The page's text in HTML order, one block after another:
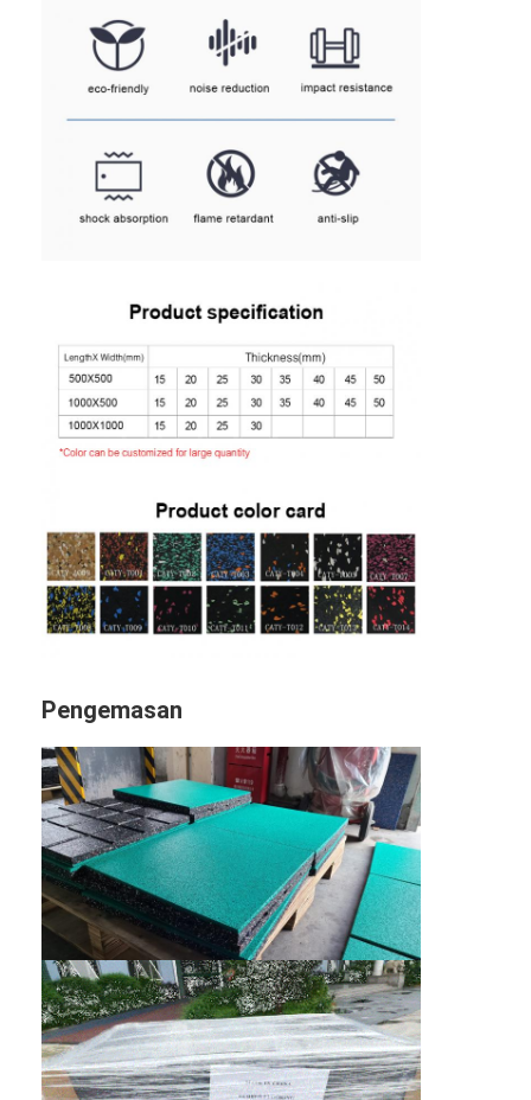
Butiran Karet EPDM
Paver Karet yang Terpadu
pengisi rumput buatan
Pengikat PU
Rumput Rumput Buatan
Pemasangan Jalur Lari
Pengemasan